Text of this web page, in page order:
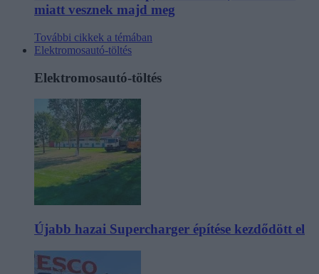
miatt vesznek majd meg
További cikkek a témában
Elektromosautó-töltés
Elektromosautó-töltés
Újabb hazai Supercharger építése kezdődött el